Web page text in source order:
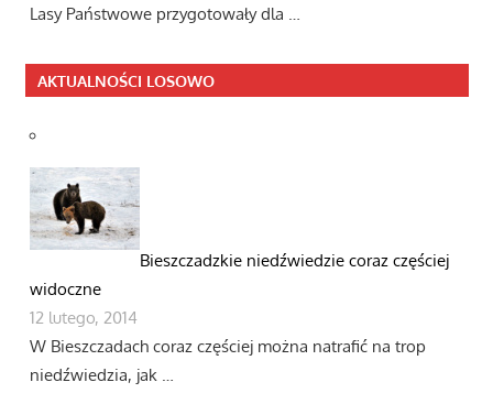
Lasy Państwowe przygotowały dla …
AKTUALNOŚCI LOSOWO
Bieszczadzkie niedźwiedzie coraz częściej
widoczne
12 lutego, 2014
W Bieszczadach coraz częściej można natrafić na trop
niedźwiedzia, jak …